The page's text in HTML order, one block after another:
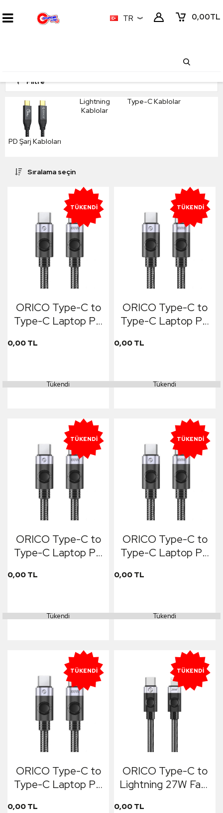
0,00TL
TR
Filtre
PD Şarj Kabloları
Lightning
Kablolar
Type-C Kablolar
Sıralama seçin
TÜKENDI
ORICO Type-C to
Type-C Laptop PD
& Data Cable 3m
0,00 TL
Tükendi
TÜKENDI
ORICO Type-C to
Type-C Laptop PD
& Data Cable 2m
0,00 TL
Tükendi
TÜKENDI
ORICO Type-C to
Type-C Laptop PD
& Data Cable 1.5m
0,00 TL
Tükendi
TÜKENDI
ORICO Type-C to
Type-C Laptop PD
& Data Cable 1m
0,00 TL
Tükendi
TÜKENDI
ORICO Type-C to
Type-C Laptop PD
0,00 TL
TÜKENDI
ORICO Type-C to
Lightning 27W Fast
0,00 TL